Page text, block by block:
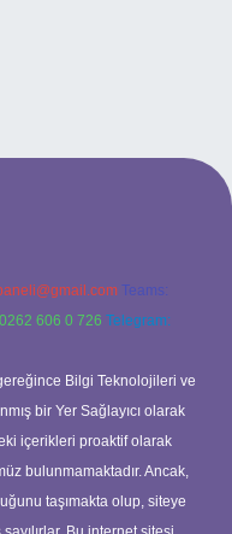
Teams:
606 0 726 Telegram:
Bilgi Teknolojileri ve
bir Yer Sağlayıcı olarak
içerikleri proaktif olarak
bulunmamaktadır. Ancak,
taşımakta olup, siteye